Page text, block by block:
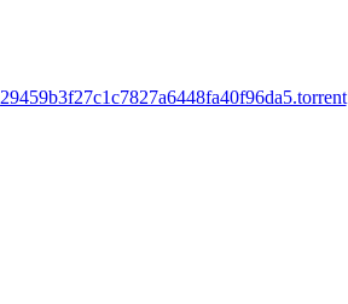
29459b3f27c1c7827a6448fa40f96da5.torrent